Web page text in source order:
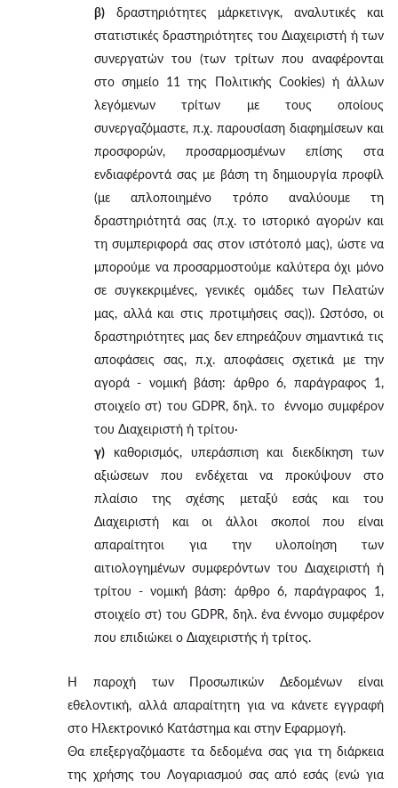
β) δραστηριότητες μάρκετινγκ, αναλυτικές και
στατιστικές δραστηριότητες του Διαχειριστή ή των
συνεργατών του (των τρίτων που αναφέρονται
στο σημείο 11 της Πολιτικής Cookies) ή άλλων
λεγόμενων τρίτων με τους οποίους
συνεργαζόμαστε, π.χ. παρουσίαση διαφημίσεων και
προσφορών, προσαρμοσμένων επίσης στα
ενδιαφέροντά σας με βάση τη δημιουργία προφίλ
(με απλοποιημένο τρόπο αναλύουμε τη
δραστηριότητά σας (π.χ. το ιστορικό αγορών και
τη συμπεριφορά σας στον ιστότοπό μας), ώστε να
μπορούμε να προσαρμοστούμε καλύτερα όχι μόνο
σε συγκεκριμένες, γενικές ομάδες των Πελατών
μας, αλλά και στις προτιμήσεις σας)). Ωστόσο, οι
δραστηριότητες μας δεν επηρεάζουν σημαντικά τις
αποφάσεις σας, π.χ. αποφάσεις σχετικά με την
αγορά - νομική βάση: άρθρο 6, παράγραφος 1,
στοιχείο στ) του GDPR, δηλ. το έννομο συμφέρον
του Διαχειριστή ή τρίτου·
γ) καθορισμός, υπεράσπιση και διεκδίκηση των
αξιώσεων που ενδέχεται να προκύψουν στο
πλαίσιο της σχέσης μεταξύ εσάς και του
Διαχειριστή και οι άλλοι σκοποί που είναι
απαραίτητοι για την υλοποίηση των
αιτιολογημένων συμφερόντων του Διαχειριστή ή
τρίτου - νομική βάση: άρθρο 6, παράγραφος 1,
στοιχείο στ) του GDPR, δηλ. ένα έννομο συμφέρον
που επιδιώκει ο Διαχειριστής ή τρίτος.
Η παροχή των Προσωπικών Δεδομένων είναι
εθελοντική, αλλά απαραίτητη για να κάνετε εγγραφή
στο Ηλεκτρονικό Κατάστημα και στην Εφαρμογή.
Θα επεξεργαζόμαστε τα δεδομένα σας για τη διάρκεια
της χρήσης του Λογαριασμού σας από εσάς (ενώ για